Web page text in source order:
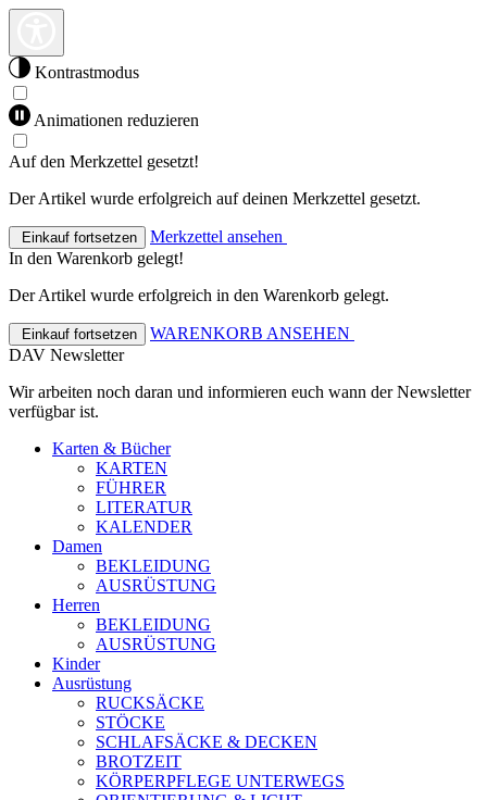
Kontrastmodus
Animationen reduzieren
Auf den Merkzettel gesetzt!
Der Artikel wurde erfolgreich auf deinen Merkzettel gesetzt.
Einkauf fortsetzen
Merkzettel ansehen
In den Warenkorb gelegt!
Der Artikel wurde erfolgreich in den Warenkorb gelegt.
Einkauf fortsetzen
WARENKORB ANSEHEN
DAV Newsletter
Wir arbeiten noch daran und informieren euch wann der Newsletter
verfügbar ist.
Karten & Bücher
KARTEN
FÜHRER
LITERATUR
KALENDER
Damen
BEKLEIDUNG
AUSRÜSTUNG
Herren
BEKLEIDUNG
AUSRÜSTUNG
Kinder
Ausrüstung
RUCKSÄCKE
STÖCKE
SCHLAFSÄCKE & DECKEN
BROTZEIT
KÖRPERPFLEGE UNTERWEGS